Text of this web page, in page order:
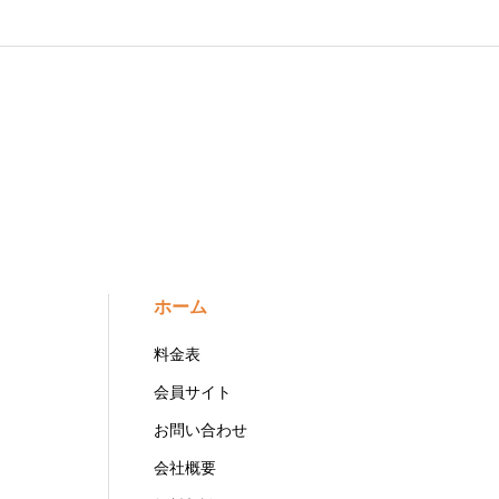
ホーム
料金表
会員サイト
お問い合わせ
会社概要